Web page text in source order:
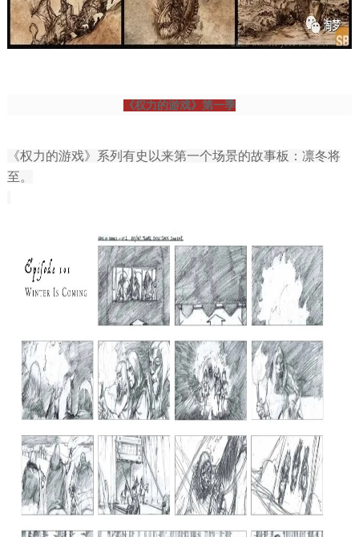
《权力的游戏》第一季
《权力的游戏》系列有史以来第一个场景的故事板：凛冬将
至。